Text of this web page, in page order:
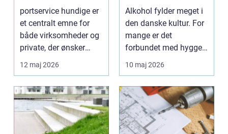
private kunder
portservice hundige er
et centralt emne for
både virksomheder og
private, der ønsker
sikker, stabil ...
12 maj 2026
hverdagen
Alkohol fylder meget i
den danske kultur. For
mange er det
forbundet med hygge,
fester og afslapning...
10 maj 2026